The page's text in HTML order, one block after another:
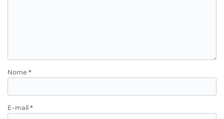
Nome *
E-mail *